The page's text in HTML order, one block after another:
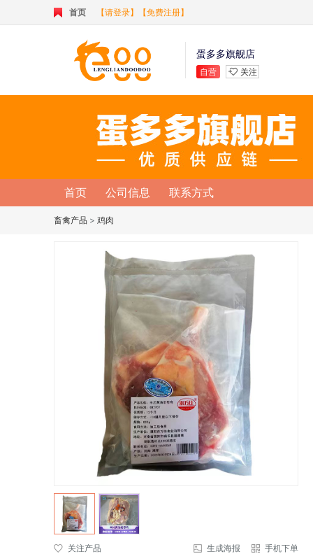
首页 【请登录】 【免费注册】
蛋多多旗舰店
自营 关注
首页 公司信息 联系方式
畜禽产品 > 鸡肉
关注产品 生成海报 手机下单